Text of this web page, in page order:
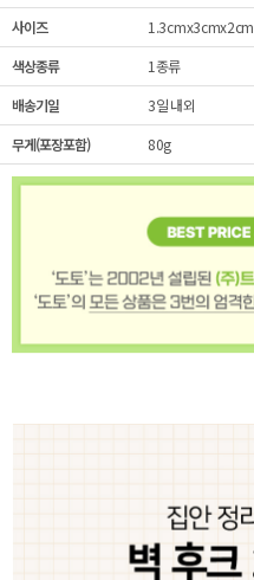
사이즈
1.3cmx3cmx2cm
색상종류
1종류
배송기일
3일 내외
무게(포장포함)
80g